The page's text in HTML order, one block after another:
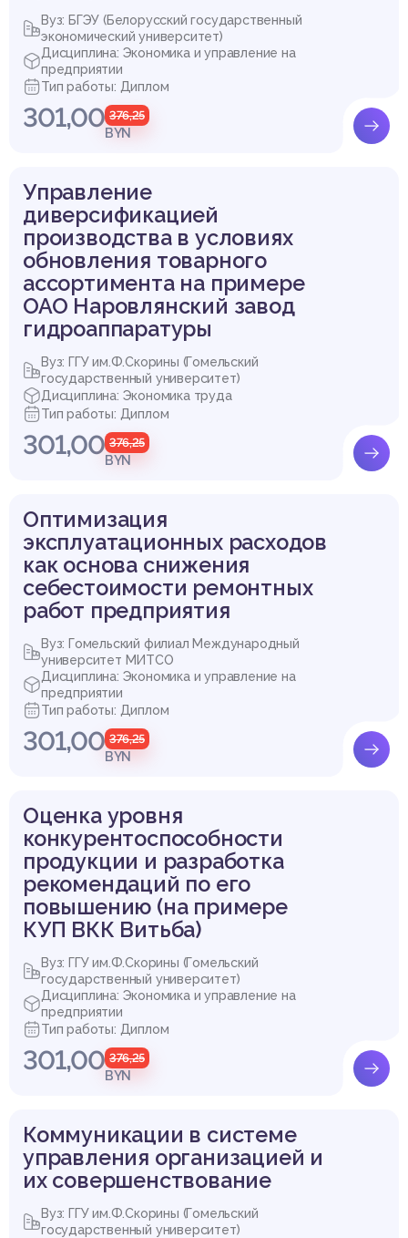
Вуз: БГЭУ (Белорусский государственный
экономический университет)
Дисциплина: Экономика и управление на
предприятии
Тип работы: Диплом
301,00 376,25
BYN
Управление
диверсификацией
производства в условиях
обновления товарного
ассортимента на примере
ОАО Наровлянский завод
гидроаппаратуры
Вуз: ГГУ им.Ф.Скорины (Гомельский
государственный университет)
Дисциплина: Экономика труда
Тип работы: Диплом
301,00 376,25
BYN
Оптимизация
эксплуатационных расходов
как основа снижения
себестоимости ремонтных
работ предприятия
Вуз: Гомельский филиал Международный
университет МИТСО
Дисциплина: Экономика и управление на
предприятии
Тип работы: Диплом
301,00 376,25
BYN
Оценка уровня
конкурентоспособности
продукции и разработка
рекомендаций по его
повышению (на примере
КУП ВКК Витьба)
Вуз: ГГУ им.Ф.Скорины (Гомельский
государственный университет)
Дисциплина: Экономика и управление на
предприятии
Тип работы: Диплом
301,00 376,25
BYN
Коммуникации в системе
управления организацией и
их совершенствование
Вуз: ГГУ им.Ф.Скорины (Гомельский
государственный университет)